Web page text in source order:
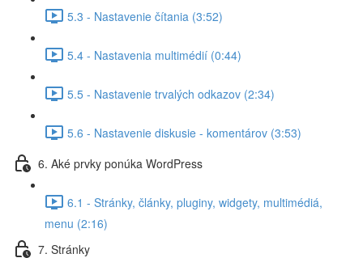
5.3 - Nastavenie čítania (3:52)
5.4 - Nastavenia multimédií (0:44)
5.5 - Nastavenie trvalých odkazov (2:34)
5.6 - Nastavenie diskusie - komentárov (3:53)
6. Aké prvky ponúka WordPress
6.1 - Stránky, články, pluginy, widgety, multimédiá,
menu (2:16)
7. Stránky